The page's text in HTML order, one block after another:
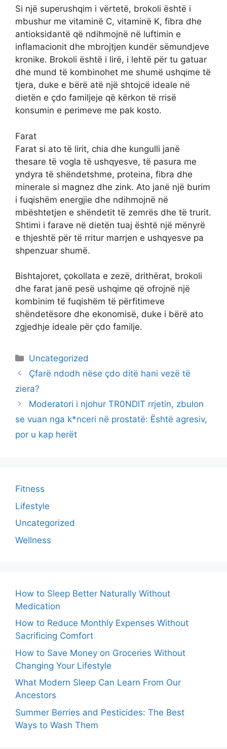
Si një superushqim i vërtetë, brokoli është i
mbushur me vitaminë C, vitaminë K, fibra dhe
antioksidantë që ndihmojnë në luftimin e
inflamacionit dhe mbrojtjen kundër sëmundjeve
kronike. Brokoli është i lirë, i lehtë për tu gatuar
dhe mund të kombinohet me shumë ushqime të
tjera, duke e bërë atë një shtojcë ideale në
dietën e çdo familjeje që kërkon të rrisë
konsumin e perimeve me pak kosto.
Farat
Farat si ato të lirit, chia dhe kungulli janë
thesare të vogla të ushqyesve, të pasura me
yndyra të shëndetshme, proteina, fibra dhe
minerale si magnez dhe zink. Ato janë një burim
i fuqishëm energjie dhe ndihmojnë në
mbështetjen e shëndetit të zemrës dhe të trurit.
Shtimi i farave në dietën tuaj është një mënyrë
e thjeshtë për të rritur marrjen e ushqyesve pa
shpenzuar shumë.
Bishtajoret, çokollata e zezë, drithërat, brokoli
dhe farat janë pesë ushqime që ofrojnë një
kombinim të fuqishëm të përfitimeve
shëndetësore dhe ekonomisë, duke i bërë ato
zgjedhje ideale për çdo familje.
Categories
Uncategorized
Çfarë ndodh nëse çdo ditë hani vezë të
ziera?
Moderatori i njohur TR0NDlT rrjetin, zbulon
se vuan nga k*nceri në prostatë: Është agresiv,
por u kap herët
Fitness
Lifestyle
Uncategorized
Wellness
How to Sleep Better Naturally Without
Medication
How to Reduce Monthly Expenses Without
Sacrificing Comfort
How to Save Money on Groceries Without
Changing Your Lifestyle
What Modern Sleep Can Learn From Our
Ancestors
Summer Berries and Pesticides: The Best
Ways to Wash Them